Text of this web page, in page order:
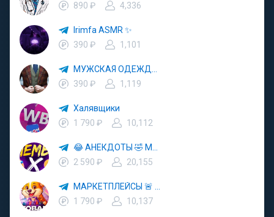
890 ₽
4,336
Irimfa ASMR ✨
390 ₽
1,101
390 ₽
1,119
Халявщики
1 790 ₽
10,112
2 590 ₽
20,155
1 790 ₽
10,137